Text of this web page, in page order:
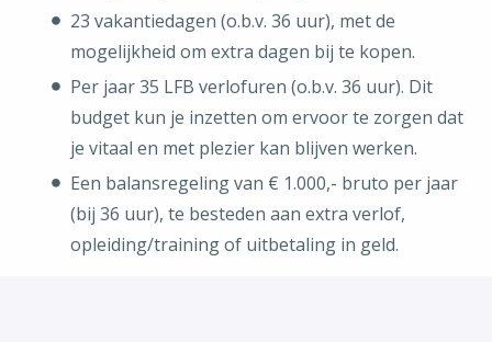
23 vakantiedagen (o.b.v. 36 uur), met de
mogelijkheid om extra dagen bij te kopen.
Per jaar 35 LFB verlofuren (o.b.v. 36 uur). Dit
budget kun je inzetten om ervoor te zorgen dat
je vitaal en met plezier kan blijven werken.
Een balansregeling van € 1.000,- bruto per jaar
(bij 36 uur), te besteden aan extra verlof,
opleiding/training of uitbetaling in geld.